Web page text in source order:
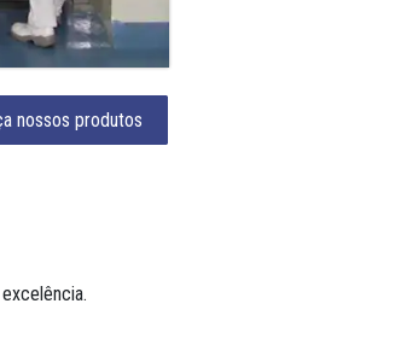
nossos produtos